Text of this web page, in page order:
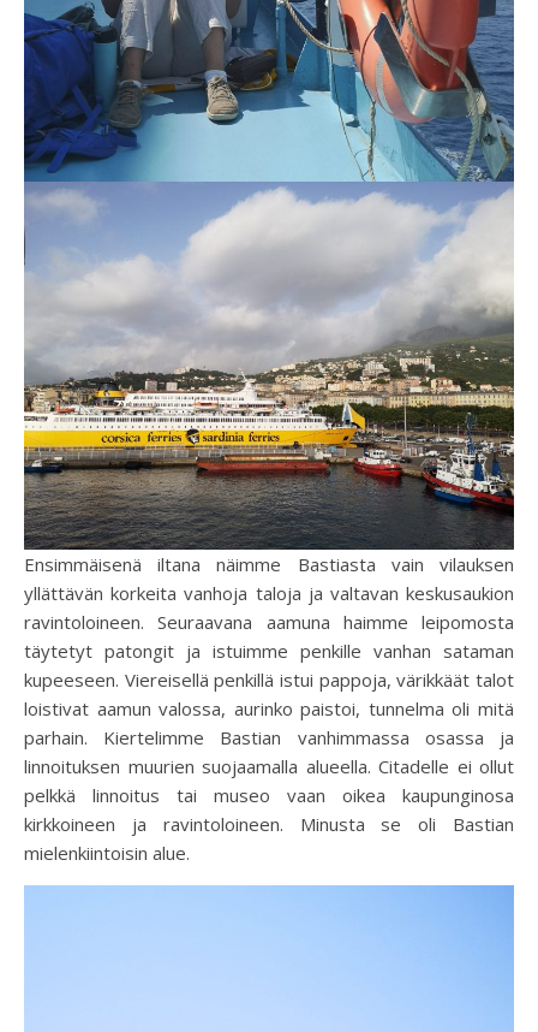
Ensimmäisenä iltana näimme Bastiasta vain vilauksen
yllättävän korkeita vanhoja taloja ja valtavan keskusaukion
ravintoloineen. Seuraavana aamuna haimme leipomosta
täytetyt patongit ja istuimme penkille vanhan sataman
kupeeseen. Viereisellä penkillä istui pappoja, värikkäät talot
loistivat aamun valossa, aurinko paistoi, tunnelma oli mitä
parhain. Kiertelimme Bastian vanhimmassa osassa ja
linnoituksen muurien suojaamalla alueella. Citadelle ei ollut
pelkkä linnoitus tai museo vaan oikea kaupunginosa
kirkkoineen ja ravintoloineen. Minusta se oli Bastian
mielenkiintoisin alue.